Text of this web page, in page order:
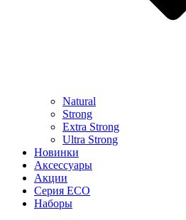
Natural
Strong
Extra Strong
Ultra Strong
Новинки
Аксессуары
Акции
Серия ECO
Наборы